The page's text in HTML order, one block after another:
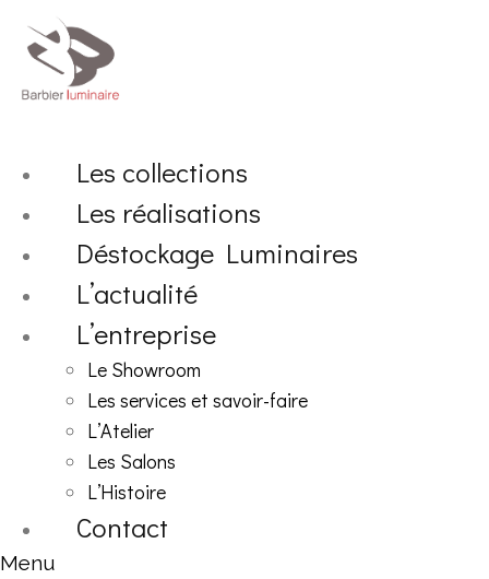
contenu
Les collections
Les réalisations
Déstockage Luminaires
L’actualité
L’entreprise
Le Showroom
Les services et savoir-faire
L’Atelier
Les Salons
L’Histoire
Contact
Menu